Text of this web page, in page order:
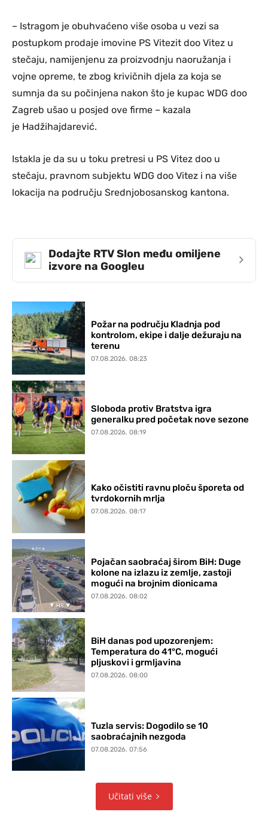
– Istragom je obuhvaćeno više osoba u vezi sa
postupkom prodaje imovine PS Vitezit doo Vitez u
stečaju, namijenjenu za proizvodnju naoružanja i
vojne opreme, te zbog krivičnih djela za koja se
sumnja da su počinjena nakon što je kupac WDG doo
Zagreb ušao u posjed ove firme – kazala
je Hadžihajdarević.
Istakla je da su u toku pretresi u PS Vitez doo u
stečaju, pravnom subjektu WDG doo Vitez i na više
lokacija na području Srednjobosanskog kantona.
Dodajte RTV Slon među omiljene
izvore na Googleu
›
Požar na području Kladnja pod
kontrolom, ekipe i dalje dežuraju na
terenu
07.08.2026. 08:23
Sloboda protiv Bratstva igra
generalku pred početak nove sezone
07.08.2026. 08:19
Kako očistiti ravnu ploču šporeta od
tvrdokornih mrlja
07.08.2026. 08:17
Pojačan saobraćaj širom BiH: Duge
kolone na izlazu iz zemlje, zastoji
mogući na brojnim dionicama
07.08.2026. 08:02
BiH danas pod upozorenjem:
Temperatura do 41°C, mogući
pljuskovi i grmljavina
07.08.2026. 08:00
Tuzla servis: Dogodilo se 10
saobraćajnih nezgoda
07.08.2026. 07:56
Učitati više